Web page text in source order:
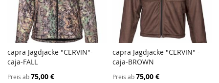
In den Warenkorb
VERGLEICHSLISTE
HINZUFÜGEN
capra Jagdjacke "CERVIN"-
caja-FALL
Preis ab75,00 €
In den Warenkorb
capra Jagdjacke "CERVIN" -
caja-BROWN
Preis ab 75,00 €